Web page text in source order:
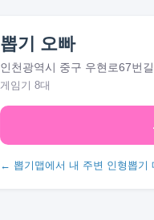
뽑기 오빠
인천광역시 중구 우현로67번
게임기 8대
← 뽑기맵에서 내 주변 인형뽑기